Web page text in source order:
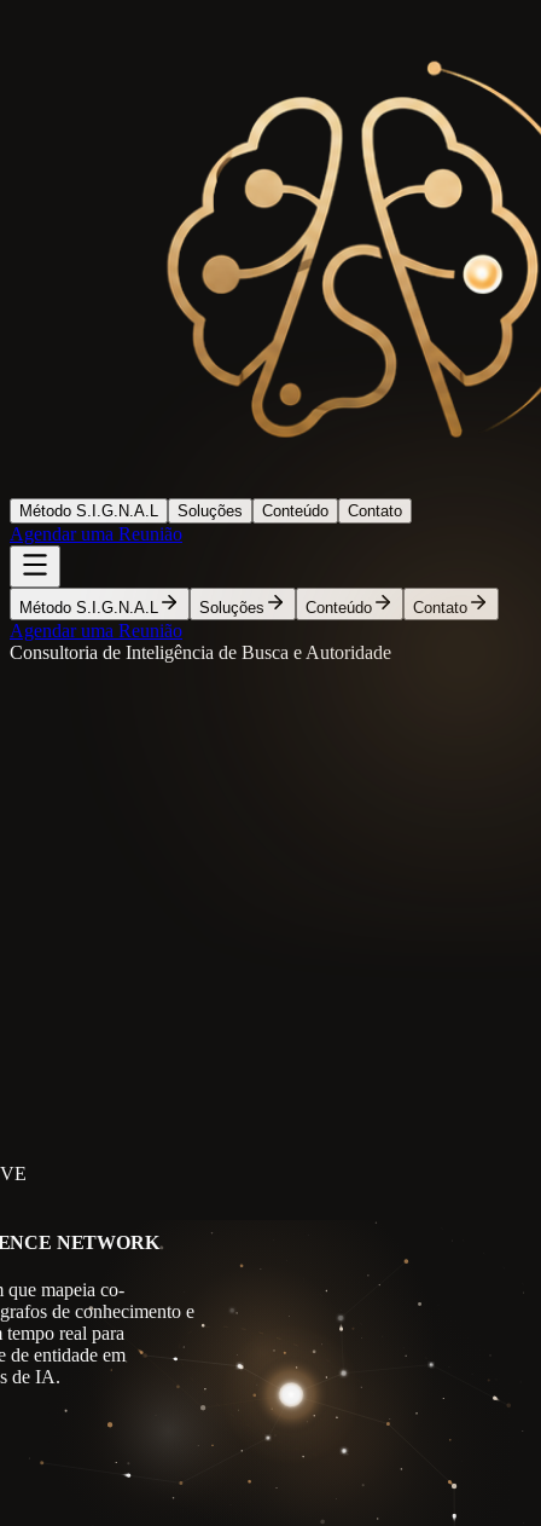
Método S.I.G.N.A.L Soluções Conteúdo Contato
Agendar uma Reunião
Método S.I.G.N.A.L Soluções Conteúdo Contato
Agendar uma Reunião
Consultoria de Inteligência de Busca e Autoridade
NETWORK
que mapeia co-
de conhecimento e
tempo real para
de entidade em
de IA.